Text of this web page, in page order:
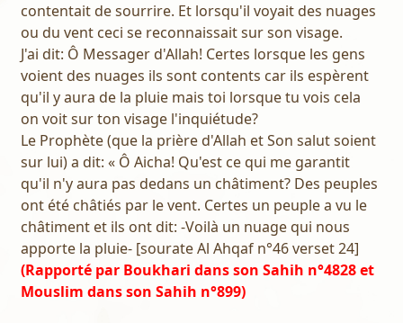
contentait de sourrire. Et lorsqu'il voyait des nuages
ou du vent ceci se reconnaissait sur son visage.
J'ai dit: Ô Messager d'Allah! Certes lorsque les gens
voient des nuages ils sont contents car ils espèrent
qu'il y aura de la pluie mais toi lorsque tu vois cela
on voit sur ton visage l'inquiétude?
Le Prophète (que la prière d'Allah et Son salut soient
sur lui) a dit: « Ô Aicha! Qu'est ce qui me garantit
qu'il n'y aura pas dedans un châtiment? Des peuples
ont été châtiés par le vent. Certes un peuple a vu le
châtiment et ils ont dit: -Voilà un nuage qui nous
apporte la pluie- [sourate Al Ahqaf n°46 verset 24]
(Rapporté par Boukhari dans son Sahih n°4828 et
Mouslim dans son Sahih n°899)